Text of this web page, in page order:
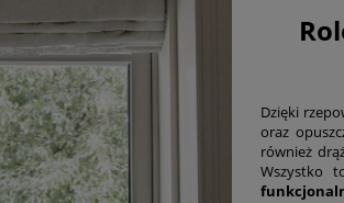
Dzięki
oraz
również
Wszystko